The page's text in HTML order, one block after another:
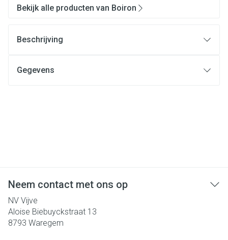
Bekijk alle producten van Boiron
Beschrijving
Gegevens
Neem contact met ons op
NV Vijve
Aloise Biebuyckstraat 13
8793 Waregem